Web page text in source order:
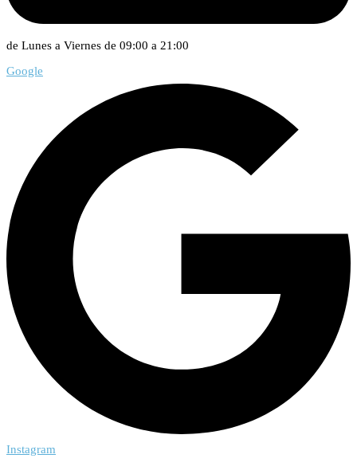
de Lunes a Viernes de 09:00 a 21:00
Google
Instagram